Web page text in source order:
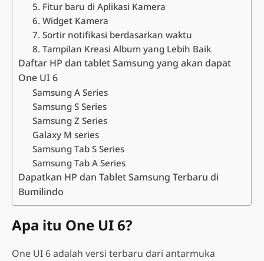
5. Fitur baru di Aplikasi Kamera
6. Widget Kamera
7. Sortir notifikasi berdasarkan waktu
8. Tampilan Kreasi Album yang Lebih Baik
Daftar HP dan tablet Samsung yang akan dapat
One UI 6
Samsung A Series
Samsung S Series
Samsung Z Series
Galaxy M series
Samsung Tab S Series
Samsung Tab A Series
Dapatkan HP dan Tablet Samsung Terbaru di
Bumilindo
Apa itu One UI 6?
One UI 6 adalah versi terbaru dari antarmuka